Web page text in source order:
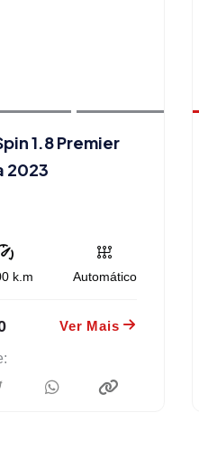
1.8 Premier
2023
k.m Automático
Ver Mais